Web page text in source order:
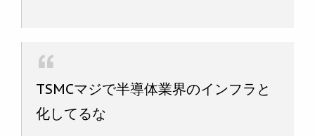
TSMCマジで半導体業界のインフラと
化してるな